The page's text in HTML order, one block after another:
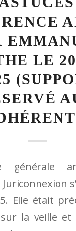
générale
Juriconnexion
Elle était
sur la veille et
par
de la
réservé aux
le support :
les réseaux